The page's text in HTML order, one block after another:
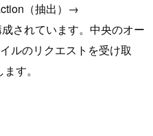
（抽出）→
されています。中央のオー
ルのリクエストを受け取
す。